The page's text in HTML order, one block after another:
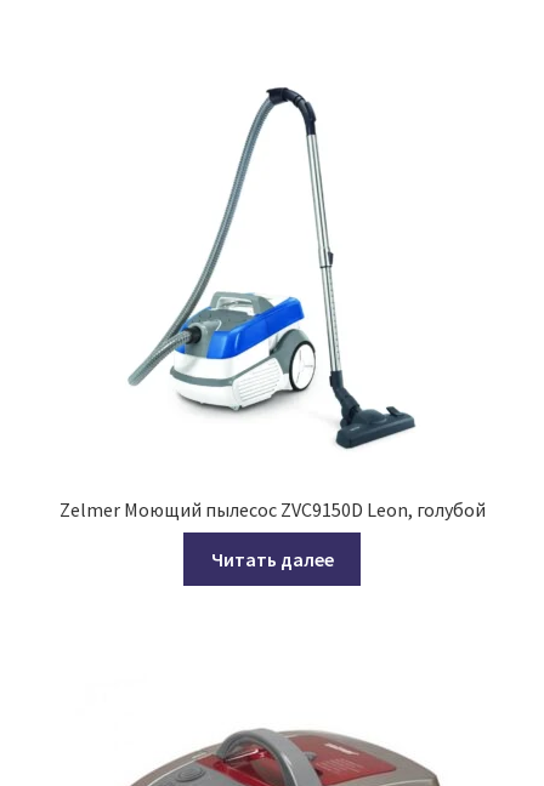
Zelmer Моющий пылесос ZVC9150D Leon, голубой
Читать далее